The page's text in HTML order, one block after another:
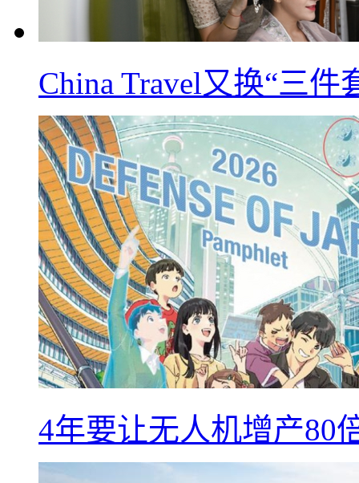
China Travel又换“三
4年要让无人机增产80